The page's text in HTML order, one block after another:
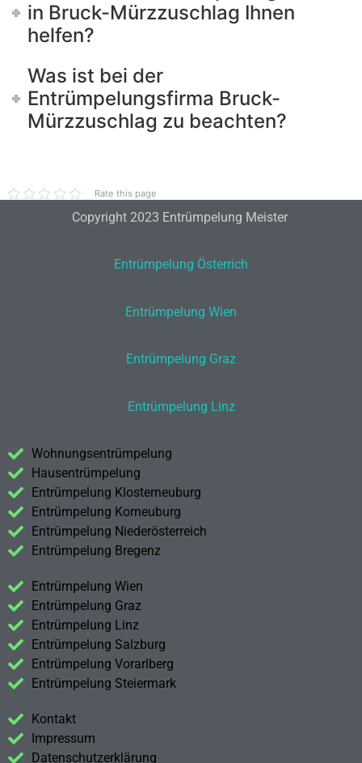
in Bruck-Mürzzuschlag Ihnen
helfen?
Was ist bei der
Entrümpelungsfirma Bruck-
Mürzzuschlag zu beachten?
Rate this page
Copyright 2023 Entrümpelung Meister
Entrümpelung Österrich
Entrümpelung Wien
Entrümpelung Graz
Entrümpelung Linz
Wohnungsentrümpelung
Hausentrümpelung
Entrümpelung Klosterneuburg
Entrümpelung Korneuburg
Entrümpelung Niederösterreich
Entrümpelung Bregenz
Entrümpelung Wien
Entrümpelung Graz
Entrümpelung Linz
Entrümpelung Salzburg
Entrümpelung Vorarlberg
Entrümpelung Steiermark
Kontakt
Impressum
Datenschutzerklärung